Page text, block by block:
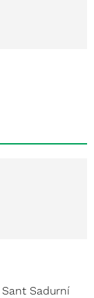
Sadurní